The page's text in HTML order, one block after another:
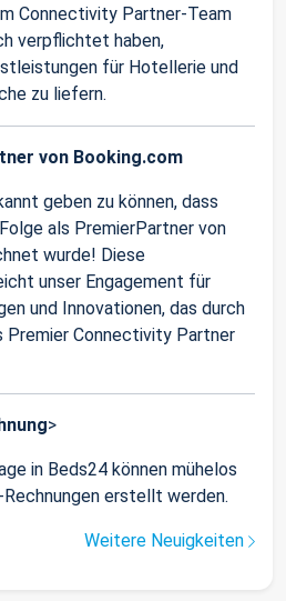
Connectivity Partner-Team
verpflichtet haben,
für Hotellerie und
zu liefern.
von Booking.com
geben zu können, dass
als PremierPartner von
wurde! Diese
unser Engagement für
und Innovationen, das durch
Premier Connectivity Partner
>
in Beds24 können mühelos
erstellt werden.
Weitere Neuigkeiten